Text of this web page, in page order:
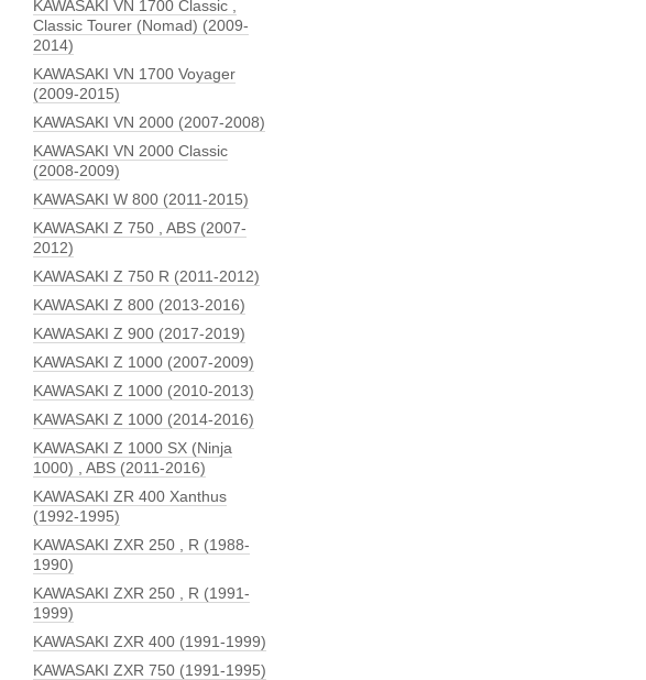
KAWASAKI VN 1700 Classic ,
Classic Tourer (Nomad) (2009-
2014)
KAWASAKI VN 1700 Voyager
(2009-2015)
KAWASAKI VN 2000 (2007-2008)
KAWASAKI VN 2000 Classic
(2008-2009)
KAWASAKI W 800 (2011-2015)
KAWASAKI Z 750 , ABS (2007-
2012)
KAWASAKI Z 750 R (2011-2012)
KAWASAKI Z 800 (2013-2016)
KAWASAKI Z 900 (2017-2019)
KAWASAKI Z 1000 (2007-2009)
KAWASAKI Z 1000 (2010-2013)
KAWASAKI Z 1000 (2014-2016)
KAWASAKI Z 1000 SX (Ninja
1000) , ABS (2011-2016)
KAWASAKI ZR 400 Xanthus
(1992-1995)
KAWASAKI ZXR 250 , R (1988-
1990)
KAWASAKI ZXR 250 , R (1991-
1999)
KAWASAKI ZXR 400 (1991-1999)
KAWASAKI ZXR 750 (1991-1995)